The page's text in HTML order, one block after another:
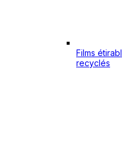
Films
recyclés